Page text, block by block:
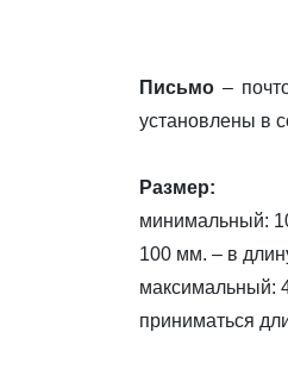
Письмо –
установлены в
Размер:
минимальный:
100 мм. – в
максимальный:
приниматься